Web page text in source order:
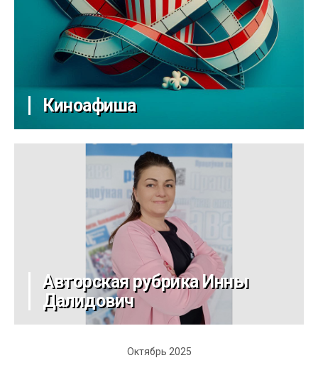
Киноафиша
Авторская рубрика Инны
Далидович
Октябрь 2025